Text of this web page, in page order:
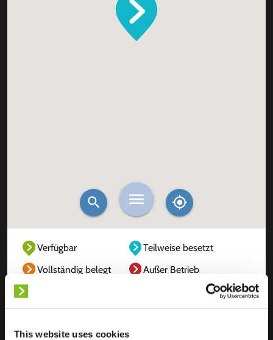
This website uses cookies
Verfügbar
Teilweise besetzt
Vollständig belegt
Außer Betrieb